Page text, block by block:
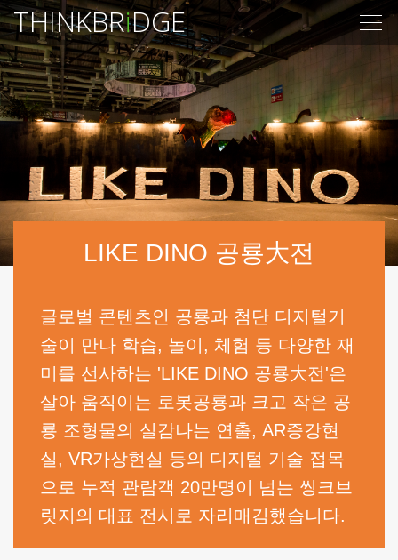
THINKBRiDGE
LIKE DINO 공룡大전
글로벌 콘텐츠인 공룡과 첨단 디지털기
술이 만나 학습, 놀이, 체험 등 다양한 재
미를 선사하는 'LIKE DINO 공룡大전'은
살아 움직이는 로봇공룡과 크고 작은 공
룡 조형물의 실감나는 연출, AR증강현
실, VR가상현실 등의 디지털 기술 접목
으로 누적 관람객 20만명이 넘는 씽크브
릿지의 대표 전시로 자리매김했습니다.